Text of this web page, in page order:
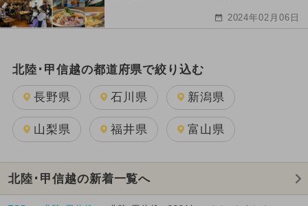
2024年02月06日
北陸･甲信越の都道府県で絞り込む
長野県 石川県 新潟県
山梨県 福井県 富山県
北陸･甲信越の新着一覧へ